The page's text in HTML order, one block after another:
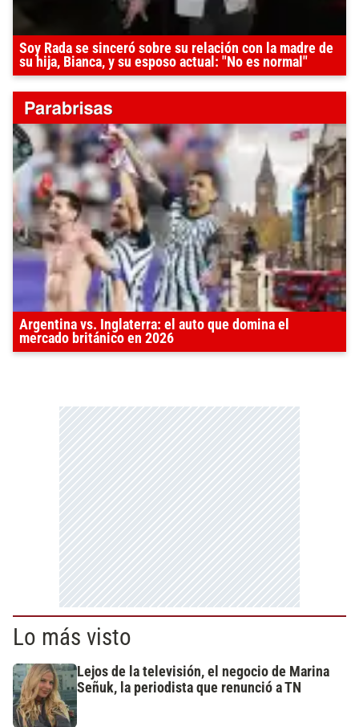
Soy Rada se sinceró sobre su relación con la madre de
su hija, Bianca, y su esposo actual: "No es normal"
Argentina vs. Inglaterra: el auto que domina el
mercado británico en 2026
Lo más visto
Lejos de la televisión, el negocio de Marina
Señuk, la periodista que renunció a TN